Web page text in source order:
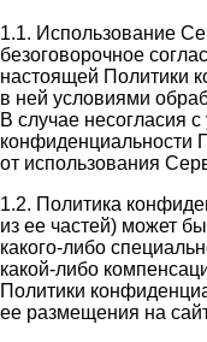
1.1. Использование
безоговорочное
настоящей Политики
в ней условиями
В случае несогласия
конфиденциальности
от использования
1.2. Политика
из ее частей) может
какого-либо
какой-либо
Политики
ее размещения на